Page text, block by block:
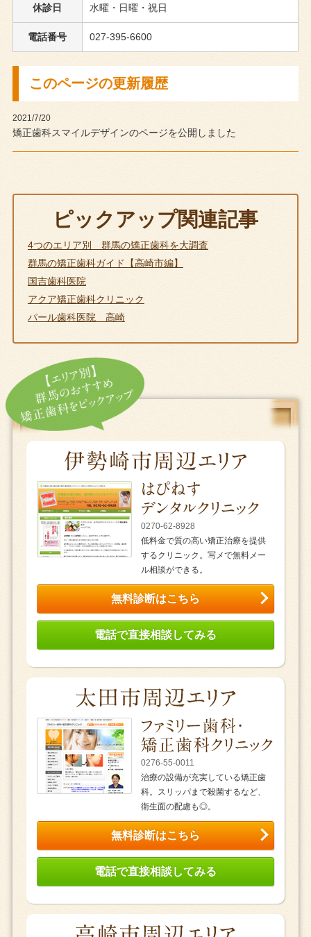
休診日 水曜・日曜・祝日
電話番号 027-395-6600
このページの更新履歴
2021/7/20
矯正歯科スマイルデザインのページを公開しました
ピックアップ関連記事
4つのエリア別 群馬の矯正歯科を大調査
群馬の矯正歯科ガイド【高崎市編】
国吉歯科医院
アクア矯正歯科クリニック
パール歯科医院 高崎
0270-62-8928
低料金で質の高い矯正治療を提供
するクリニック。写メで無料メー
ル相談ができる。
無料診断はこちら
電話で直接相談してみる
0276-55-0011
治療の設備が充実している矯正歯
科。スリッパまで殺菌するなど、
衛生面の配慮も◎。
無料診断はこちら
電話で直接相談してみる